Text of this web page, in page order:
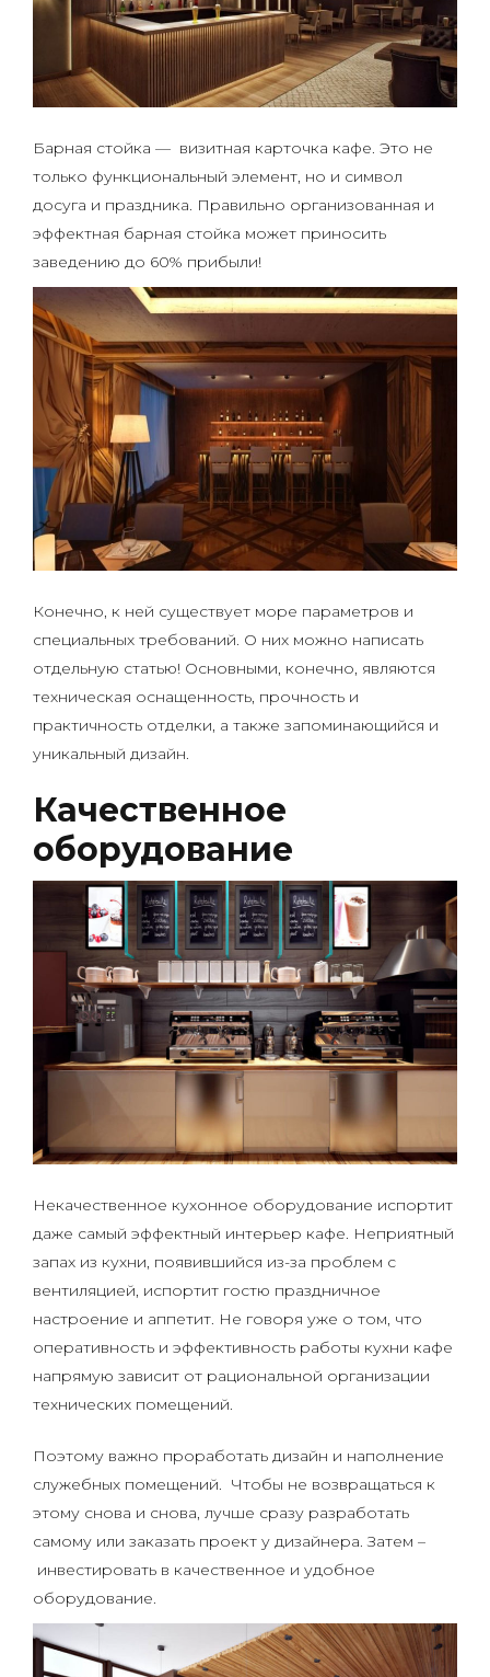
Барная стойка — визитная карточка кафе. Это не
только функциональный элемент, но и символ
досуга и праздника. Правильно организованная и
эффектная барная стойка может приносить
заведению до 60% прибыли!
Конечно, к ней существует море параметров и
специальных требований. О них можно написать
отдельную статью! Основными, конечно, являются
техническая оснащенность, прочность и
практичность отделки, а также запоминающийся и
уникальный дизайн.
Качественное
оборудование
Некачественное кухонное оборудование испортит
даже самый эффектный интерьер кафе. Неприятный
запах из кухни, появившийся из-за проблем с
вентиляцией, испортит гостю праздничное
настроение и аппетит. Не говоря уже о том, что
оперативность и эффективность работы кухни кафе
напрямую зависит от рациональной организации
технических помещений.
Поэтому важно проработать дизайн и наполнение
служебных помещений. Чтобы не возвращаться к
этому снова и снова, лучше сразу разработать
самому или заказать проект у дизайнера. Затем –
инвестировать в качественное и удобное
оборудование.